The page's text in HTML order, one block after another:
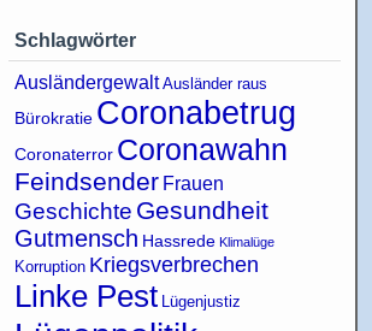
Schlagwörter
Ausländergewalt Ausländer raus
Bürokratie Coronabetrug
Coronaterror Coronawahn
Feindsender Frauen
Geschichte Gesundheit
Gutmensch Hassrede Klimalüge
Korruption Kriegsverbrechen
Linke Pest Lügenjustiz